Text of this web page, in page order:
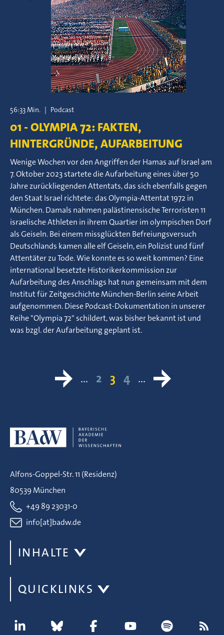
56:33 Min. | Podcast
01 - OLYMPIA 72: FAKTEN,
HINTERGRÜNDE, AUFARBEITUNG
Wenige Wochen vor den Angriffen der Hamas auf Israel am
7. Oktober 2023 startete die Aufarbeitung eines über 50
Jahre zurückliegenden Attentats, das sich ebenfalls gegen
den Staat Israel richtete: das Olympia-Attentat 1972 in
München. Damals nahmen palästinensische Terroristen 11
israelische Athleten in ihrem Quartier im olympischen Dorf
als Geiseln. Bei einem missglückten Befreiungsversuch
Deutschlands kamen alle elf Geiseln, ein Polizist und fünf
Attentäter zu Tode. Wie konnte es so weit kommen? Eine
international besetzte Historikerkommission zur
Aufarbeitung des Anschlags hat nun gemeinsam mit dem
Institut für Zeitgeschichte München-Berlin seine Arbeit
aufgenommen. Diese Podcast-Dokumentation in unserer
Reihe "Olympia 72" schildert, was bisher bekannt ist und
was bzgl. der Aufarbeitung geplant ist.
… 2 3 4 …
Alfons-Goppel-Str. 11 (Residenz)
80539 München
+49 89 23031-0
info[at]badw.de
INHALTE
QUICKLINKS